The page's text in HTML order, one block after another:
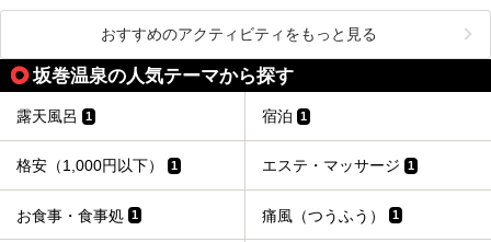
おすすめのアクティビティをもっと見る
坂巻温泉の人気テーマから探す
露天風呂 1 宿泊 1
格安（1,000円以下） 1 エステ・マッサージ 1
お食事・食事処 1 痛風（つうふう） 1